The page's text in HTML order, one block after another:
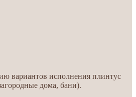
вариантов исполнения плинтус
дома, бани).